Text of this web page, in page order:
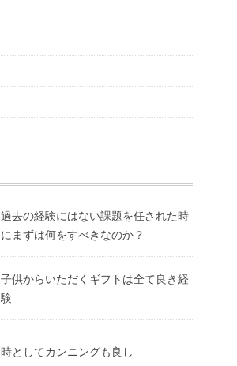
過去の経験にはない課題を任された時
にまずは何をすべきなのか？
子供からいただくギフトは全て良き経
験
時としてカンニングも良し